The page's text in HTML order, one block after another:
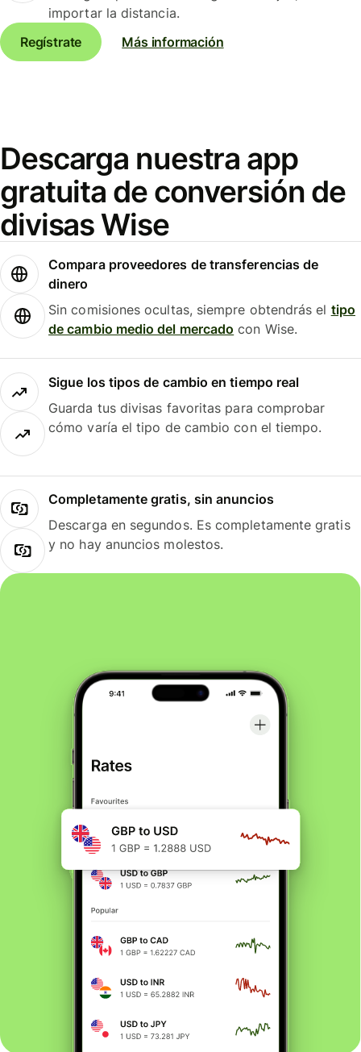
importar la distancia.
Regístrate
Más información
Descarga nuestra app
gratuita de conversión de
divisas Wise
Compara proveedores de transferencias de
dinero
Sin comisiones ocultas, siempre obtendrás el tipo
de cambio medio del mercado con Wise.
Sigue los tipos de cambio en tiempo real
Guarda tus divisas favoritas para comprobar
cómo varía el tipo de cambio con el tiempo.
Completamente gratis, sin anuncios
Descarga en segundos. Es completamente gratis
y no hay anuncios molestos.